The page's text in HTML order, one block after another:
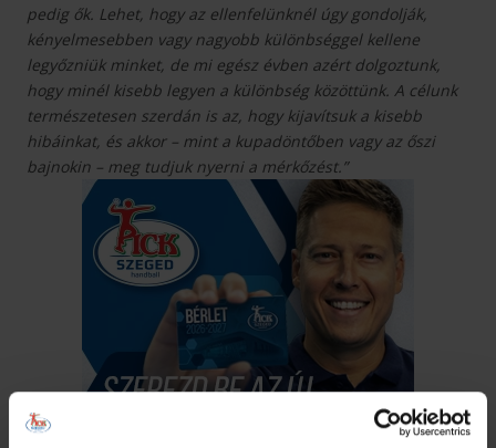
pedig ők. Lehet, hogy az ellenfelünknél úgy gondolják,
kényelmesebben vagy nagyobb különbséggel kellene
legyőzniük minket, de mi egész évben azért dolgoztunk,
hogy minél kisebb legyen a különbség közöttünk. A célunk
természetesen szerdán is az, hogy kijavítsuk a kisebb
hibáinkat, és akkor – mint a kupadöntőben vagy az őszi
bajnokin – meg tudjuk nyerni a mérkőzést.”